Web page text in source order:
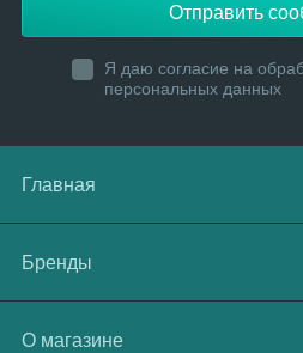
Отправить
Я даю согласие на
персональных данных
Главная
Бренды
О магазине